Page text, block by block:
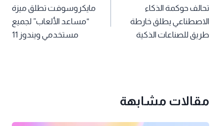
المقالات
تحالف حوكمة الذكاء
الاصطناعي يطلق خارطة
طريق للصناعات الذكية
مايكروسوفت تطلق ميزة
“مساعد الألعاب” لجميع
مستخدمي ويندوز 11
مقالات مشابهة